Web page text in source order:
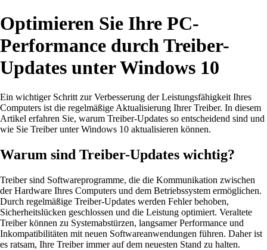
Optimieren Sie Ihre PC-
Performance durch Treiber-
Updates unter Windows 10
Ein wichtiger Schritt zur Verbesserung der Leistungsfähigkeit Ihres
Computers ist die regelmäßige Aktualisierung Ihrer Treiber. In diesem
Artikel erfahren Sie, warum Treiber-Updates so entscheidend sind und
wie Sie Treiber unter Windows 10 aktualisieren können.
Warum sind Treiber-Updates wichtig?
Treiber sind Softwareprogramme, die die Kommunikation zwischen
der Hardware Ihres Computers und dem Betriebssystem ermöglichen.
Durch regelmäßige Treiber-Updates werden Fehler behoben,
Sicherheitslücken geschlossen und die Leistung optimiert. Veraltete
Treiber können zu Systemabstürzen, langsamer Performance und
Inkompatibilitäten mit neuen Softwareanwendungen führen. Daher ist
es ratsam, Ihre Treiber immer auf dem neuesten Stand zu halten.